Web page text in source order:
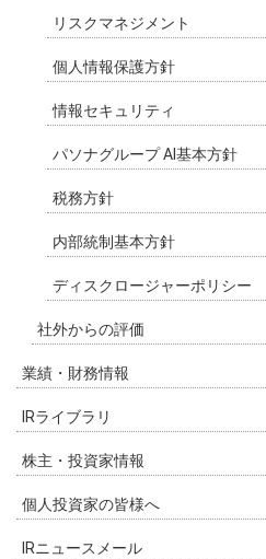
リスクマネジメント
個人情報保護方針
情報セキュリティ
パソナグループ AI基本方針
税務方針
内部統制基本方針
ディスクロージャーポリシー
社外からの評価
業績・財務情報
IRライブラリ
株主・投資家情報
個人投資家の皆様へ
IRニュースメール